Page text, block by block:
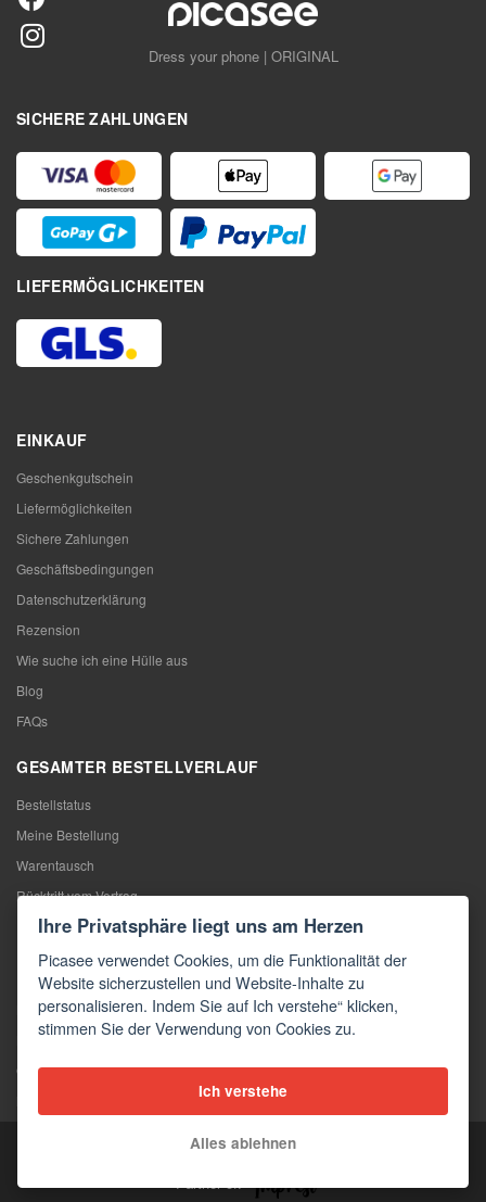
Dress your phone | ORIGINAL
SICHERE ZAHLUNGEN
LIEFERMÖGLICHKEITEN
EINKAUF
Geschenkgutschein
Liefermöglichkeiten
Sichere Zahlungen
Geschäftsbedingungen
Datenschutzerklärung
Rezension
Wie suche ich eine Hülle aus
Blog
FAQs
GESAMTER BESTELLVERLAUF
Bestellstatus
Meine Bestellung
Warentausch
Rücktritt vom Vertrag
Reklamation
KONTAKTE
Kontakte
Kontaktformular
Großhandel
Copyright © 2026 Picasee
Partner of:
Ihre Privatsphäre liegt uns am Herzen
Picasee verwendet Cookies, um die Funktionalität der
Website sicherzustellen und Website-Inhalte zu
personalisieren. Indem Sie auf Ich verstehe“ klicken,
stimmen Sie der Verwendung von Cookies zu.
Ich verstehe
Alles ablehnen